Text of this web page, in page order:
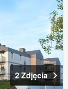
2 Zdjęcia